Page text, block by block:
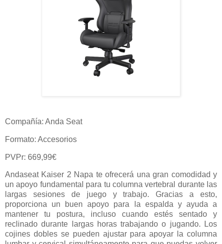
Compañía: Anda Seat
Formato: Accesorios
PVPr: 669,99€
Andaseat Kaiser 2 Napa te ofrecerá una gran comodidad y
un apoyo fundamental para tu columna vertebral durante las
largas sesiones de juego y trabajo. Gracias a esto,
proporciona un buen apoyo para la espalda y ayuda a
mantener tu postura, incluso cuando estés sentado y
reclinado durante largas horas trabajando o jugando. Los
cojines dobles se pueden ajustar para apoyar la columna